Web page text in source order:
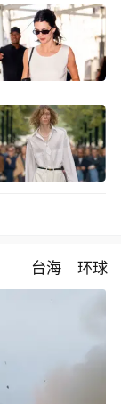
台海 环球